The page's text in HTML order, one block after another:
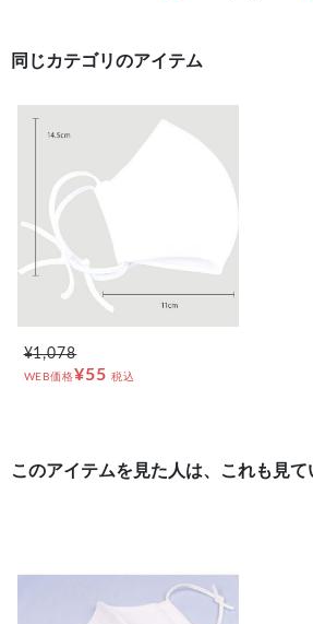
同じカテゴリのアイテム
¥1,078
WEB価格¥55 税込
このアイテムを見た人は、これも見て